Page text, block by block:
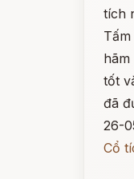
tích
tốt
đã
26-
Cổ